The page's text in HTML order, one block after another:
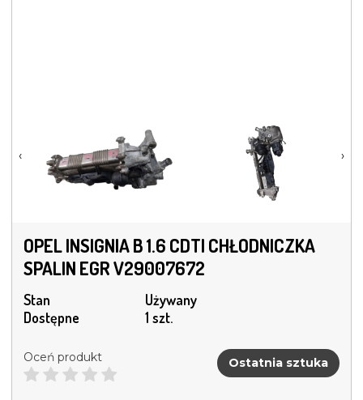
‹ ›
OPEL INSIGNIA B 1.6 CDTI CHŁODNICZKA
SPALIN EGR V29007672
Stan
Używany
Dostępne
1 szt.
Oceń produkt Ostatnia sztuka